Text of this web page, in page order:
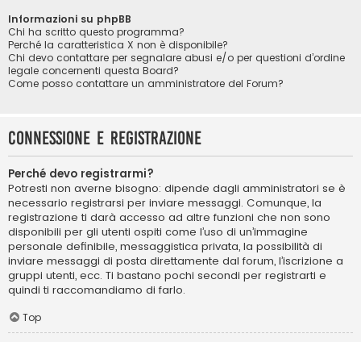
Informazioni su phpBB
Chi ha scritto questo programma?
Perché la caratteristica X non è disponibile?
Chi devo contattare per segnalare abusi e/o per questioni d’ordine
legale concernenti questa Board?
Come posso contattare un amministratore del Forum?
Connessione e registrazione
Perché devo registrarmi?
Potresti non averne bisogno: dipende dagli amministratori se è
necessario registrarsi per inviare messaggi. Comunque, la
registrazione ti darà accesso ad altre funzioni che non sono
disponibili per gli utenti ospiti come l’uso di un’immagine
personale definibile, messaggistica privata, la possibilità di
inviare messaggi di posta direttamente dal forum, l’iscrizione a
gruppi utenti, ecc. Ti bastano pochi secondi per registrarti e
quindi ti raccomandiamo di farlo.
Top